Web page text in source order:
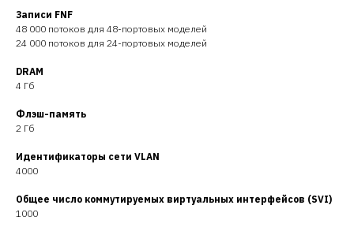
Записи FNF
48 000 потоков для 48-портовых моделей
24 000 потоков для 24-портовых моделей
DRAM
4 Гб
Флэш-память
2 Гб
Идентификаторы сети VLAN
4000
Общее число коммутируемых виртуальных интерфейсов (SVI)
1000